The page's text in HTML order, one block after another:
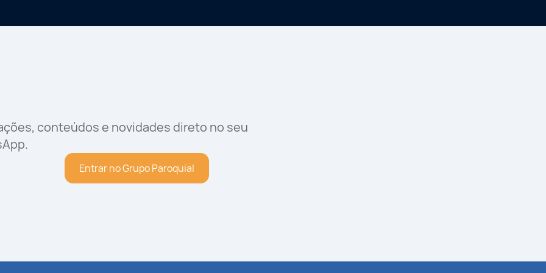
conteúdos e novidades direto no seu
Entrar no Grupo Paroquial